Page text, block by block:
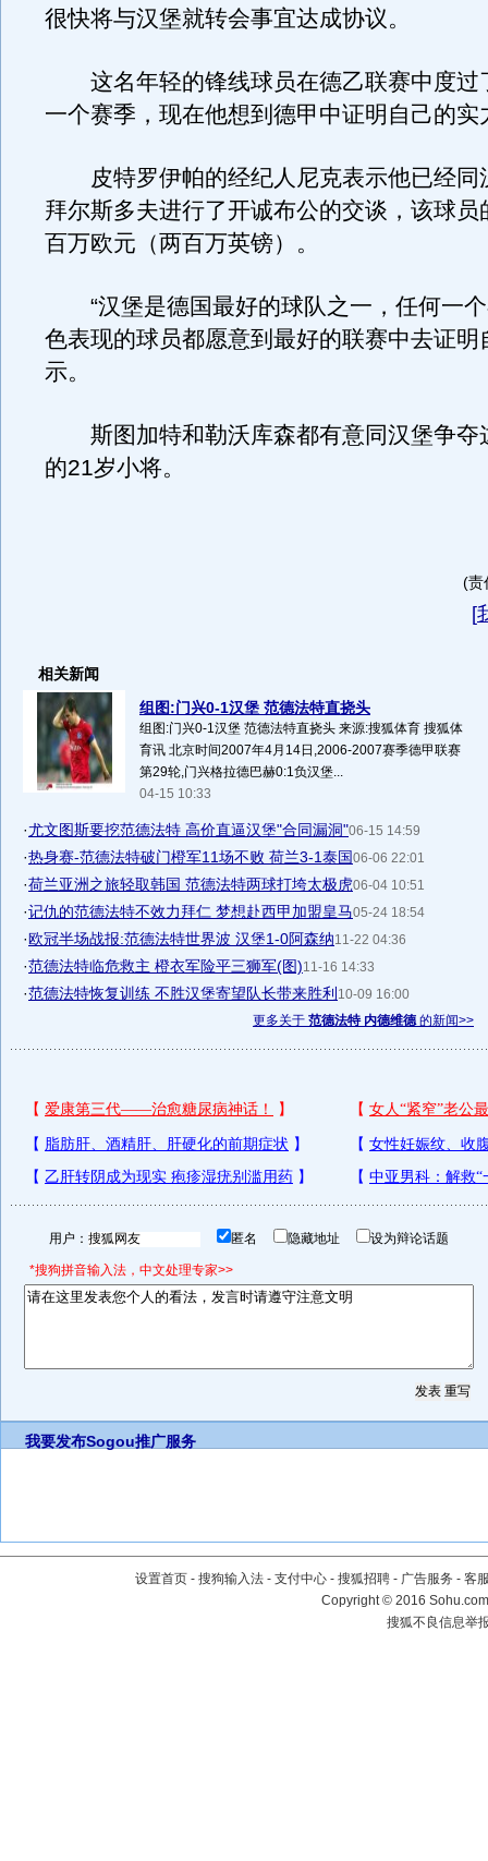
很快将与汉堡就转会事宜达成协议。
这名年轻的锋线球员在德乙联赛中度过
一个赛季，现在他想到德甲中证明自己的实
皮特罗伊帕的经纪人尼克表示他已经同
拜尔斯多夫进行了开诚布公的交谈，该球员
百万欧元（两百万英镑）。
“汉堡是德国最好的球队之一，任何一个
色表现的球员都愿意到最好的联赛中去证明
示。
斯图加特和勒沃库森都有意同汉堡争夺
的21岁小将。
(责
[
相关新闻
组图:门兴0-1汉堡 范德法特直挠头
组图:门兴0-1汉堡 范德法特直挠头 来源:搜狐体育 搜狐体
育讯 北京时间2007年4月14日,2006-2007赛季德甲联赛
第29轮,门兴格拉德巴赫0:1负汉堡...
04-15 10:33
·尤文图斯要挖范德法特 高价直逼汉堡"合同漏洞"06-15 14:59
·热身赛-范德法特破门橙军11场不败 荷兰3-1泰国06-06 22:01
·荷兰亚洲之旅轻取韩国 范德法特两球打垮太极虎06-04 10:51
·记仇的范德法特不效力拜仁 梦想赴西甲加盟皇马05-24 18:54
·欧冠半场战报:范德法特世界波 汉堡1-0阿森纳11-22 04:36
·范德法特临危救主 橙衣军险平三狮军(图)11-16 14:33
·范德法特恢复训练 不胜汉堡寄望队长带来胜利 10-09 16:00
更多关于 范德法特 内德维德的新闻>>
用户： 匿名 隐藏地址 设为辩论话题
*搜狗拼音输入法，中文处理专家>>
我要发布Sogou推广服务
设置首页 - 搜狗输入法 - 支付中心 - 搜狐招聘 - 广告服务 - 客
Copyright©2016
搜狐不良信息举